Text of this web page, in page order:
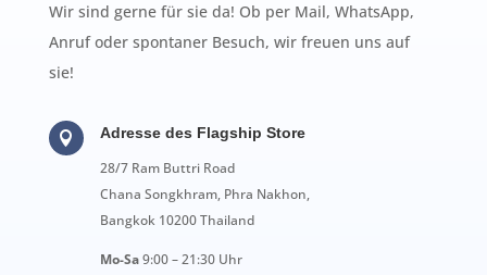
Wir sind gerne für sie da! Ob per Mail, WhatsApp,
Anruf oder spontaner Besuch, wir freuen uns auf
sie!
 Adresse des Flagship Store
28/7 Ram Buttri Road
Chana Songkhram, Phra Nakhon,
Bangkok 10200 Thailand
Mo-Sa9:00 – 21:30 Uhr